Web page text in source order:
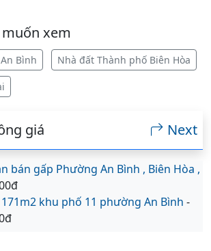
xem
Bình Nhà đất Thành phố Biên Hòa
giá Next
bán gấp Phường An Bình , Biên Hòa ,
khu phố 11 phường An Bình -